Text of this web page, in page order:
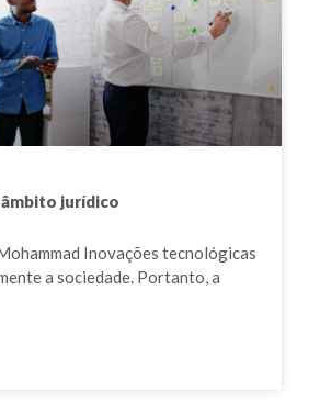
jurídico
Inovações tecnológicas
a sociedade. Portanto, a